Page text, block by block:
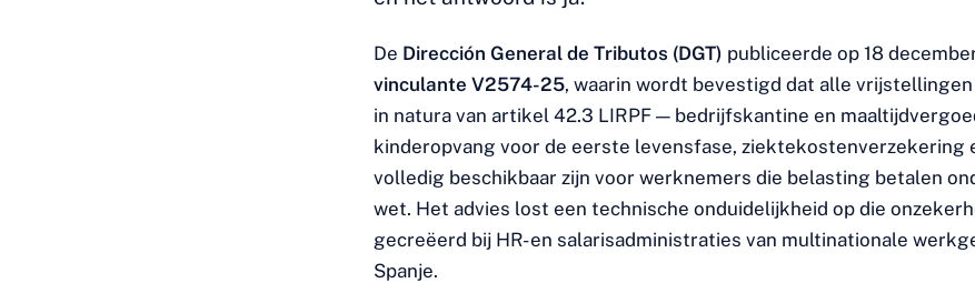
De Dirección General de Tributos (DGT) publiceerde op 18
vinculante V2574-25, waarin wordt bevestigd dat alle
in natura van artikel 42.3 LIRPF — bedrijfskantine en
kinderopvang voor de eerste levensfase, ziektekostenverzekering
volledig beschikbaar zijn voor werknemers die belasting betalen
wet. Het advies lost een technische onduidelijkheid op die
gecreëerd bij HR- en salarisadministraties van multinationale
Spanje.